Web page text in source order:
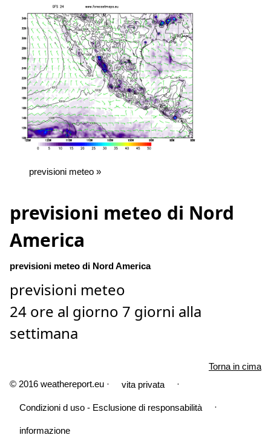
previsioni meteo »
previsioni meteo di Nord
America
previsioni meteo di Nord America
previsioni meteo
24 ore al giorno 7 giorni alla
settimana
Torna in cima
© 2016 weathereport.eu ·
vita privata ·
Condizioni d uso - Esclusione di responsabilità ·
informazione